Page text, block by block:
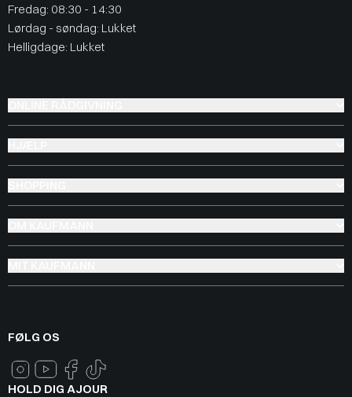
Fredag: 08:30 - 14:30
Lørdag - søndag: Lukket
Helligdage: Lukket
FØLG OS
HOLD DIG AJOUR